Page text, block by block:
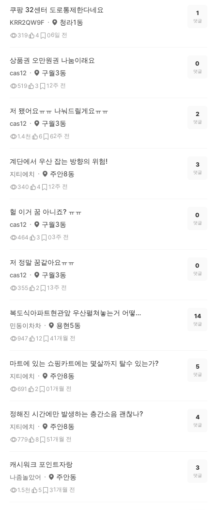
쿠팡 32센터 도로통제한다네요
KRR2QW9F 청라1동
319 4 06일 전
1
댓글
상품권 오만원권 나눔이래요
cas12 구월3동
519 3 1 2주 전
0
댓글
저 됐어요ㅠㅠ 나눠드릴게요ㅠㅠ
cas12 구월3동
1.4천 6 62주 전
2
댓글
계단에서 우산 잡는 방향의 위험!
지티에치 주안8동
340 4 1 2주 전
3
댓글
헐 이거 꿈 아니죠? ㅠㅠ
cas12 구월3동
464 3 03주 전
0
댓글
저 정말 꿈같아요ㅠㅠ
cas12 구월3동
355 2 1 3주 전
0
댓글
복도식아파트현관앞 우산펼쳐놓는거 어떻게 생각하나요?
민동이차차 용현5동
947 12 41개월 전
14
댓글
마트에 있는 쇼핑카트에는 몇살까지 탈수 있는가?
지티에치 주안8동
691 2 01개월 전
5
댓글
정해진 시간에만 발생하는 층간소음 괜찮나?
지티에치 주안8동
779 8 51개월 전
4
댓글
캐시워크 포인트자랑
나좀놀았어 주안동
1.5천 5 31개월 전
3
댓글